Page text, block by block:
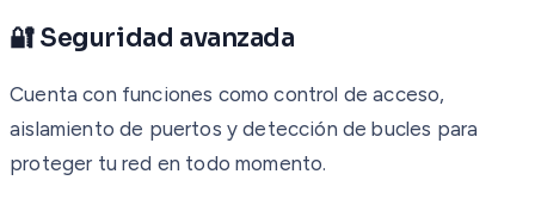
🔐 Seguridad avanzada
Cuenta con funciones como control de acceso,
aislamiento de puertos y detección de bucles para
proteger tu red en todo momento.